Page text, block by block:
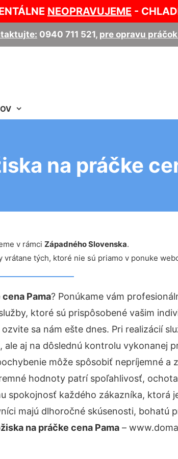
NEOPRAVUJEME -
0940 711 521, pre opravu
na práčke
v rámci Západného Slovenska.
vrátane tých, ktoré nie sú priamo v ponuke
Pama? Ponúkame vám
ktoré sú prispôsobené vašim
sa nám ešte dnes. Pri realizácií
aj na dôslednú kontrolu vykonanej
môže spôsobiť nepríjemné a
hodnoty patrí spoľahlivosť,
spokojnosť každého zákazníka, ktorá
majú dlhoročné skúsenosti, bohatú
na práčke cena Pama –